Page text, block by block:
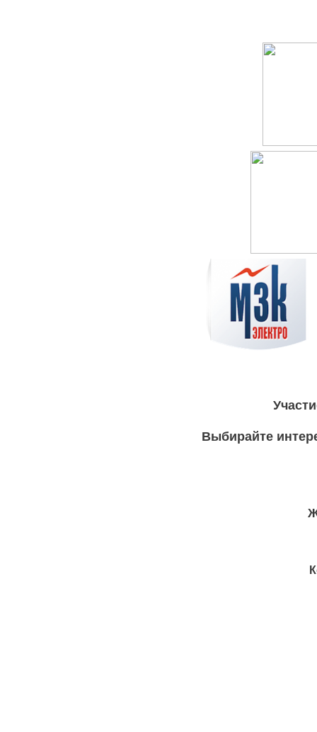
Выбирайте